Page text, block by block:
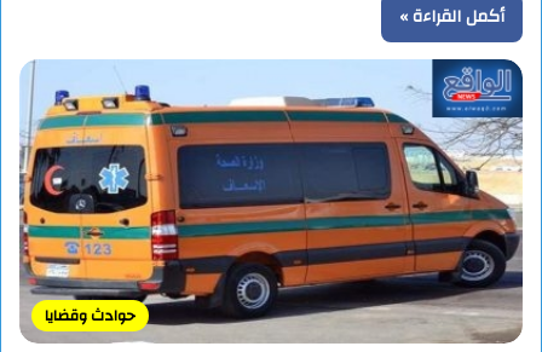
أكمل القراءة »
حوادث وقضايا